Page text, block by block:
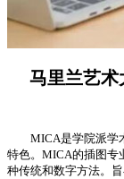
马里兰艺术
MICA是学院派学术
特色。MICA的插图专
种传统和数字方法。